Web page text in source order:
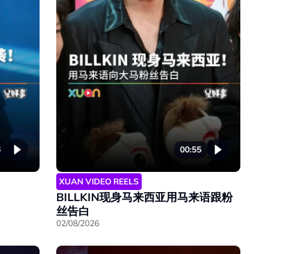
00:55
XUAN VIDEO REELS
BILLKIN现身马来西亚用马来语跟粉
丝告白
02/08/2026